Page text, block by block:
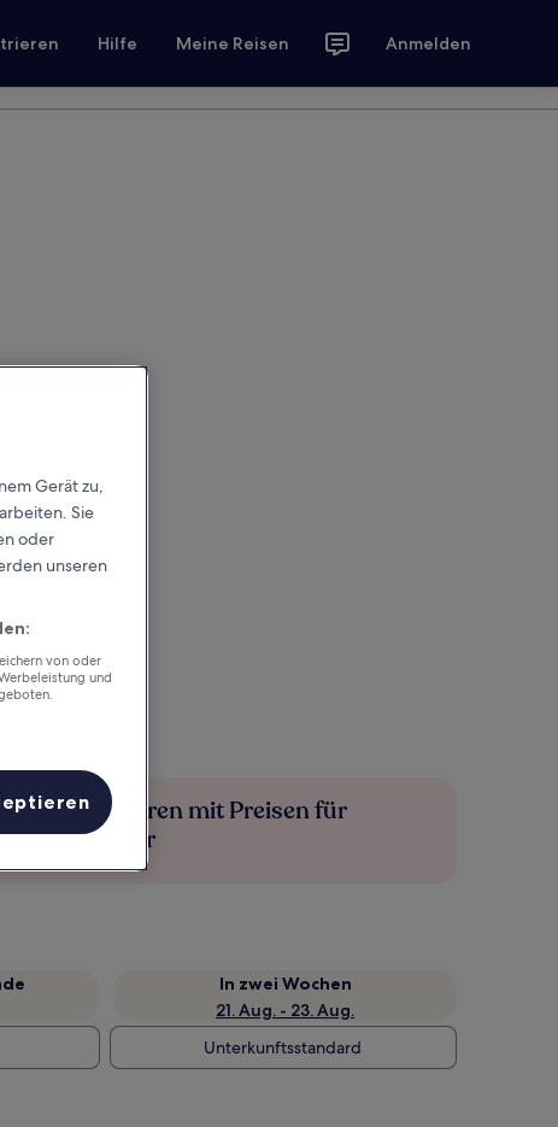
Hilfe Meine Reisen Anmelden
Mehr sparen mit Preisen für
Mitglieder
In zwei Wochen
21. Aug. - 23. Aug.
Unterkunftsstandard
Gerät zu,
Sie
oder
unseren
von oder
und